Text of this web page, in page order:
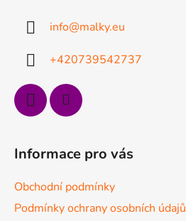
info@malky.eu
+420739542737
Informace pro vás
Obchodní podmínky
Podmínky ochrany osobních údajů